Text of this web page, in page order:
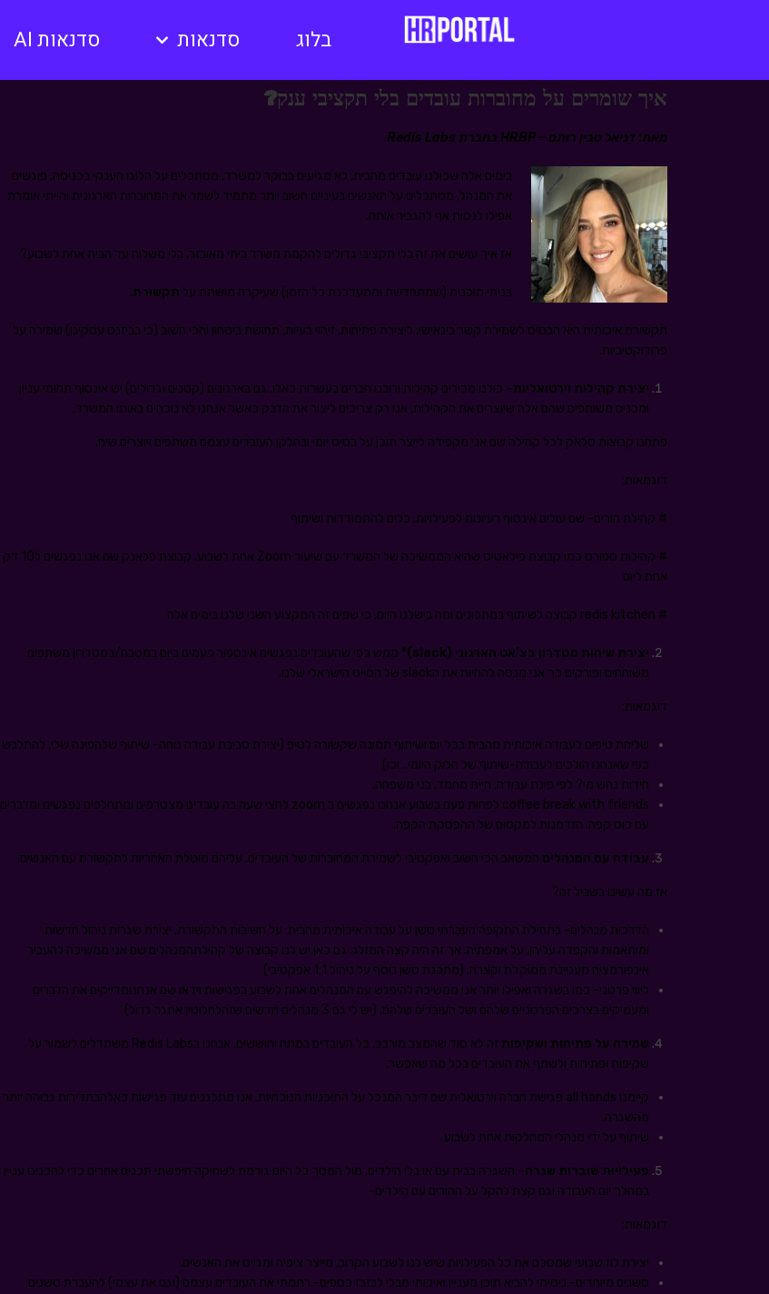
בלוג סדנאות סדנאות AI
איך שומרים על מחוברות עובדים בלי תקציבי ענק?
מאת: דניאל טבין רותם – HRBP בחברת Redis Labs
בימים אלה שכולנו עובדים מהבית, לא מגיעים בבוקר למשרד, מסתכלים על הלוגו הענקי בכניסה, פוגשים
את המנהל, מסתכלים על האנשים בעיניים חשוב יותר מתמיד לשמר את המחוברות הארגונית והייתי אומרת
אפילו לנסות אף להגביר אותה.
אז איך עושים את זה בלי תקציבי גדולים להקמת משרד ביתי מאובזר, בלי משלוח עד הבית אחת לשבוע?
בניתי תוכנית (שמתחדשת ומתעדכנת כל הזמן) שעיקרה מושתת על תקשורת.
תקשורת איכותית היא הבסיס לשמירת קשר בינאישי, ליצירת פתיחות, זיהוי בעיות, תחושת ביטחון והכי חשוב (כי בביזנס עסקינן) שמירה על
פרודוקטיביות.
יצירת קהילות וירטואליות– כולנו מכירים קהילות ורובנו חברים בעשרות כאלו. גם בארגונים (קטנים וגדולים) יש אינסוף תחומי עניין
ומכנים משותפים שהם אלה שיוצרים את הקהילות, אנו רק צריכים ליצור את הדבק כאשר אנחנו לא נוכחים באותו המשרד.
פתחנו קבוצות סלאק לכל קהילה שם אני מקפידה לייצר תוכן על בסיס יומי ובחלקן העובדים עצמם משתפים ויוצרים שיח.
דוגמאות:
# קהילת הורים- שם עולים אינסוף רעיונות לפעילויות, כלים להתמודדות ושיתוף
# קהילות ספורט כמו קבוצת פילאטיס שהיא הממשיכה של המשרד עם שיעור Zoom אחת לשבוע, קבוצת פלאנק שם אנו נפגשים ל10 דק
אחת ליום
# redis kitchen קבוצה לשיתוף במתכונים ומה בישלנו היום, כי שפים זה המקצוע השני שלנו בימים אלה
יצירת שיחות מסדרון בצ’אט הארגוני (slack
)* ממש כפי שהעובדים נפגשים אינספור פעמים ביום במטבח/במסדרון משתפים
משוחחים ופורקים כך אני מנסה להחיות את הslack של הסייט הישראלי שלנו.
דוגמאות:
שליחת טיפים לעבודה איכותית מהבית בכל יום ושיתוף תמונה שקשורה לטיפ (יצירת סביבת עבודה נוחה- שיתוף שלהפינה שלי, להתלבש
כפי שאנחנו הולכים לעבודה-שיתוף של הלוק היומי.. וכו)
חידות נחש מי? לפי פינת עבודה, חיית מחמד, בני משפחה.
coffee break with friends לפחות פעם בשבוע אנחנו נפגשים ב zoom לחצי שעה בה עובדים מצטרפים ומתחלפים נפגשים ומדברים
עם כוס קפה. הזדמנות למקסום של ההפסקת הקפה.
עבודה עם המנהלים המשאב הכי חשוב ואפקטיבי לשמירת המחוברות של העובדים. עליהם מוטלת האחריות לתקשורת עם האנשים.
אז מה עשינו בשביל זה?
הדרכות מנהלים- בתחילת התקופה העברתי סשן על עבודה איכותית מהבית: על חשיבות התקשורת, יצירת שגרות ניהול חדשות
ומותאמות והקפדה עליהן, על אמפתיה. אך זה היה קצה המזלג. גם כאן יש לנו קבוצה של קהילתהמנהלים שם אני ממשיכה להעביר
אינפורמציה מעניינת ממוקדת וקצרה. (מתכנת סשן נוסף על ניהול 1:1 אפקטיבי)
ליווי פרטני- כמו בשגרה ואפילו יותר אני ממשיכה להיפגש עם המנהלים אחת לשבוע בפגישות וידאו שם אנחנומדייקים את הדברים
ומעמיקים בצרכים הפרטניים שלהם ושל העובדים שלהם. (יש לי גם 3 מנהלים חדשים שזהלחלוטין אתגר גדול)
שמירה על פתיחות ושקיפות
זה לא סוד שהמצב מורכב, כל העובדים במתח וחוששים, אנחנו בRedis Labs משתדלים לשמור על
שקיפות ופתיחות ולשתף את העובדים בכל מה שאפשר.
קיימנו all hands פגישת חברה וירטואלית שם דיבר המנכל על התוכניות הנוכחיות. אנו מתכננים עוד פגישות כאלהבתדירות גבוהה יותר
מהשגרה.
שיתוף על ידי מנהלי המחלקות אחת לשבוע
פעילויות שוברות שגרה– השגרה בבית עם או בלי הילדים, מול המסך כל היום גורמת לשחיקה חיפשתי תכנים אחרים כדי להכניס עניין
במהלך יום העבודה וגם קצת להקל על ההורים עם הילדים-
דוגמאות:
יצירת לוז שבועי שמסכם את כל הפעילויות שיש לנו לשבוע הקרוב, מייצר ציפיה ומגייס את האנשים.
סשנים מיוחדים- ניסיתי להביא תוכן מעניין ואיכותי מבלי לבזבז כספים- רתמתי את העובדים עצמם (וגם את עצמי) להעברת סשנים